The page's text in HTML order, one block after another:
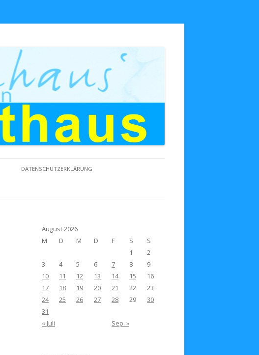
DATENSCHUTZERKLÄRUNG
August 2026
M
D M D F S
S
1
2
3
4 5 6 7 8
9
10
11 12 13 14 15
16
17
18 19 20 21 22
23
24
25 26 27 28 29
30
31
« Juli
Sep. »